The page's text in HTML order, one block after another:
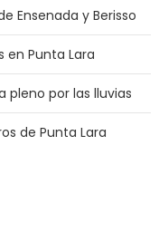
Ensenada y Berisso
en Punta Lara
pleno por las lluvias
de Punta Lara